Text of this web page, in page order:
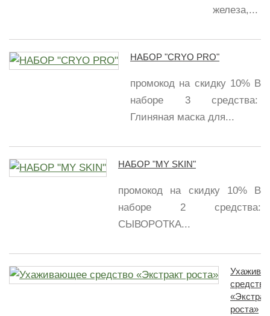
железа,...
НАБОР "CRYO PRO"
промокод на скидку 10% В
наборе 3 средства:
Глиняная маска для...
НАБОР "MY SKIN"
промокод на скидку 10% В
наборе 2 средства:
СЫВОРОТКА...
средство
роста»